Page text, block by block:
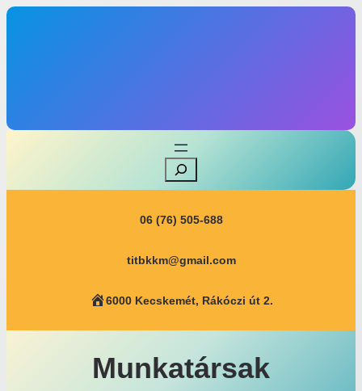
06 (76) 505-688
titbkkm@gmail.com
6000 Kecskemét, Rákóczi út 2.
Munkatársak